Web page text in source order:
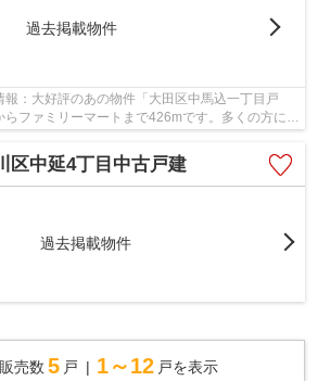
過去掲載物件
報：大好評のあの物件「大田区中馬込一丁目戸
らファミリーマートまで426mです。多くの方に好
月築となっています。中古...
区中延4丁目中古戸建
過去掲載物件
販売数 5 戸 1～12 戸を表示